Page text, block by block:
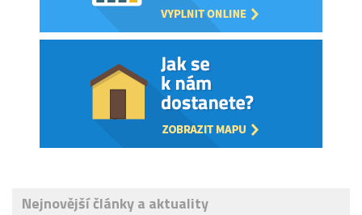
Nejnovější články a aktuality